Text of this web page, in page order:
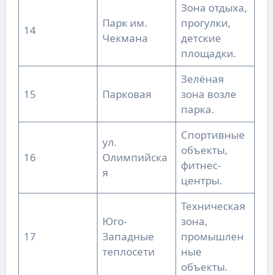
14
Парк им.
Чекмана
Зона отдыха,
прогулки,
детские
площадки.
15 Парковая
Зелёная
зона возле
парка.
16
ул.
Олимпийска
я
Спортивные
объекты,
фитнес-
центры.
17
Юго-
Западные
теплосети
Техническая
зона,
промышлен
ные
объекты.